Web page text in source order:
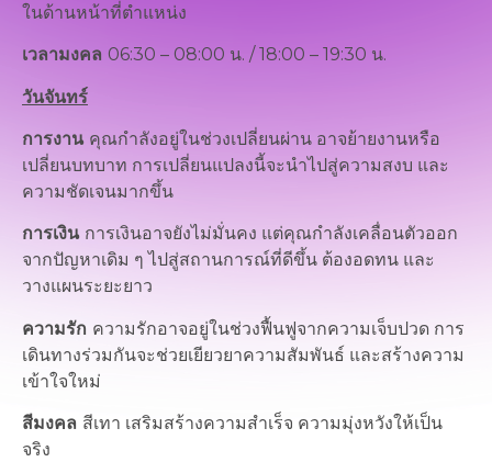
ในด้านหน้าที่ตำแหน่ง
เวลามงคล 06:30 – 08:00 น. / 18:00 – 19:30 น.
วันจันทร์
การงาน คุณกำลังอยู่ในช่วงเปลี่ยนผ่าน อาจย้ายงานหรือ
เปลี่ยนบทบาท การเปลี่ยนแปลงนี้จะนำไปสู่ความสงบ และ
ความชัดเจนมากขึ้น
การเงิน การเงินอาจยังไม่มั่นคง แต่คุณกำลังเคลื่อนตัวออก
จากปัญหาเดิม ๆ ไปสู่สถานการณ์ที่ดีขึ้น ต้องอดทน และ
วางแผนระยะยาว
ความรัก ความรักอาจอยู่ในช่วงฟื้นฟูจากความเจ็บปวด การ
เดินทางร่วมกันจะช่วยเยียวยาความสัมพันธ์ และสร้างความ
เข้าใจใหม่
สีมงคล สีเทา เสริมสร้างความสำเร็จ ความมุ่งหวังให้เป็น
จริง